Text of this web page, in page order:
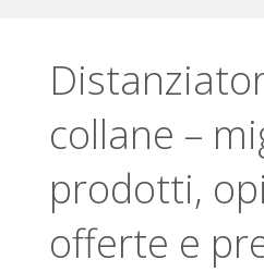
collane –
prodotti,
offerte e